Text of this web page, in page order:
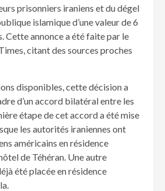
prisonniers iraniens et du dégel
islamique d’une valeur de 6
Cette annonce a été faite par le
citant des sources proches
disponibles, cette décision a
d’un accord bilatéral entre les
étape de cet accord a été mise
les autorités iraniennes ont
américains en résidence
de Téhéran. Une autre
été placée en résidence